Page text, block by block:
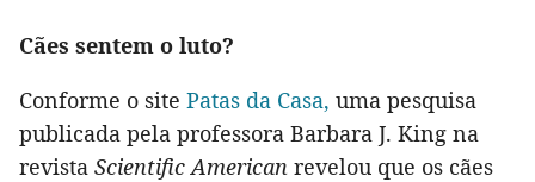
Cães sentem o luto?
Conforme o site Patas da Casa, uma pesquisa
publicada pela professora Barbara J. King na
revista Scientific American revelou que os cães